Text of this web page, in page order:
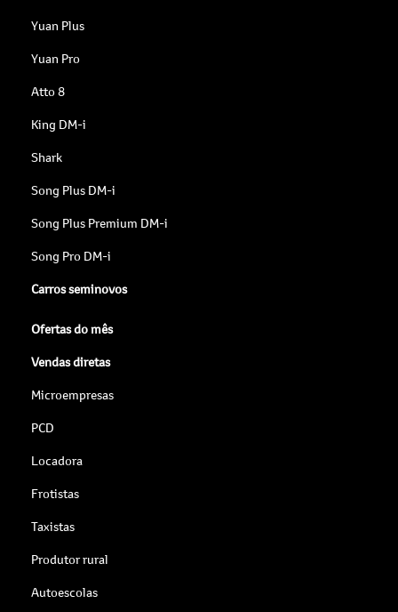
Yuan Plus
Yuan Pro
Atto 8
King DM-i
Shark
Song Plus DM-i
Song Plus Premium DM-i
Song Pro DM-i
Carros seminovos
Ofertas do mês
Vendas diretas
Microempresas
PCD
Locadora
Frotistas
Taxistas
Produtor rural
Autoescolas